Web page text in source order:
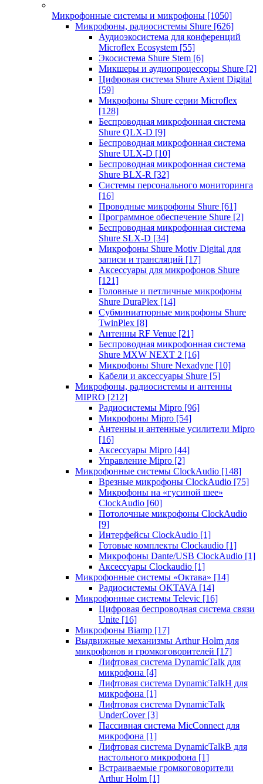
Микрофонные системы и микрофоны [1050]
Микрофоны, радиосистемы Shure [626]
Аудиоэкосистема для конференций
Microflex Ecosystem [55]
Экосистема Shure Stem [6]
Микшеры и аудиопроцессоры Shure [2]
Цифровая система Shure Axient Digital
[59]
Микрофоны Shure серии Microflex
[128]
Беспроводная микрофонная система
Shure QLX-D [9]
Беспроводная микрофонная система
Shure ULX-D [10]
Беспроводная микрофонная система
Shure BLX-R [32]
Системы персонального мониторинга
[16]
Проводные микрофоны Shure [61]
Программное обеспечение Shure [2]
Беспроводная микрофонная система
Shure SLX-D [34]
Микрофоны Shure Motiv Digital для
записи и трансляций [17]
Аксессуары для микрофонов Shure
[121]
Головные и петличные микрофоны
Shure DuraPlex [14]
Субминиатюрные микрофоны Shure
TwinPlex [8]
Антенны RF Venue [21]
Беспроводная микрофонная система
Shure MXW NEXT 2 [16]
Микрофоны Shure Nexadyne [10]
Кабели и аксессуары Shure [5]
Микрофоны, радиосистемы и антенны
MIPRO [212]
Радиосистемы Mipro [96]
Микрофоны Mipro [54]
Антенны и антенные усилители Mipro
[16]
Аксессуары Mipro [44]
Управление Mipro [2]
Микрофонные системы ClockAudio [148]
Врезные микрофоны ClockAudio [75]
Микрофоны на «гусиной шее»
ClockAudio [60]
Потолочные микрофоны ClockAudio
[9]
Интерфейсы ClockAudio [1]
Готовые комплекты Clockaudio [1]
Микрофоны Dante/USB ClockAudio [1]
Аксессуары Clockaudio [1]
Микрофонные системы «Октава» [14]
Радиосистемы OKTAVA [14]
Микрофонные системы Televic [16]
Цифровая беспроводная система связи
Unite [16]
Микрофоны Biamp [17]
Выдвижные механизмы Arthur Holm для
микрофонов и громкоговорителей [17]
Лифтовая система DynamicTalk для
микрофона [4]
Лифтовая система DynamicTalkH для
микрофона [1]
Лифтовая система DynamicTalk
UnderCover [3]
Пассивная система MicConnect для
микрофона [1]
Лифтовая система DynamicTalkB для
настольного микрофона [1]
Встраиваемые громкоговорители
Arthur Holm [1]